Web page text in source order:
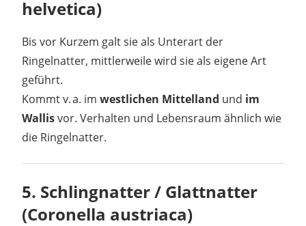
helvetica)
Bis vor Kurzem galt sie als Unterart der
Ringelnatter, mittlerweile wird sie als eigene Art
geführt.
Kommt v. a. im westlichen Mittelland und im
Wallisvor. Verhalten und Lebensraum ähnlich wie
die Ringelnatter.
5. Schlingnatter / Glattnatter
(Coronella austriaca)